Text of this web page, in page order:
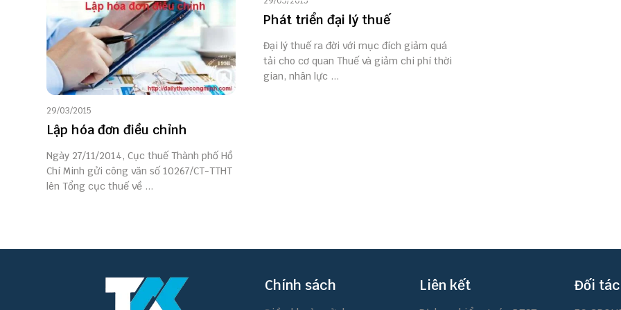
29/03/2015
Lập hóa đơn điều chỉnh
Ngày 27/11/2014, Cục thuế Thành phố Hồ
Chí Minh gửi công văn số 10267/CT-TTHT
lên Tổng cục thuế về ...
Phát triển đại lý thuế
Đại lý thuế ra đời với mục đích giảm quá
tải cho cơ quan Thuế và giảm chi phí thời
gian, nhân lực ...
Chính sách Liên kết Đối tác